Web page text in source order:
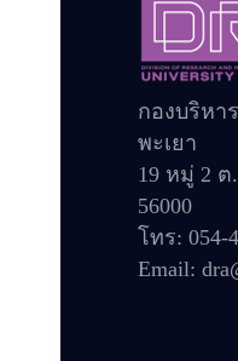
กองบริหา
พะเยา
19 หมู่ 2 ต
56000
โทร: 054-
Email: